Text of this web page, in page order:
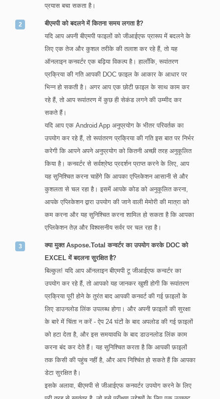
प्रयास बचा सकता है।
बीएमपी को बदलने में कितना समय लगता है?
यदि आप अपनी बीएमपी फाइलों को जीआईएफ प्रारूप में बदलने के
लिए एक तेज और कुशल तरीके की तलाश कर रहे हैं, तो यह
ऑनलाइन कनवर्टर एक बढ़िया विकल्प है। हालाँकि, रूपांतरण
प्रक्रिया की गति आपकी DOC फ़ाइल के आकार के आधार पर
भिन्न हो सकती है। अगर आप एक छोटी फ़ाइल के साथ काम कर
रहे हैं, तो आप रूपांतरण में कुछ ही सेकंड लगने की उम्मीद कर
सकते हैं।
यदि आप एक Android App अनुप्रयोग के भीतर परिवर्तक का
उपयोग कर रहे हैं, तो रूपांतरण प्रक्रिया की गति इस बात पर निर्भर
करेगी कि आपने अपने अनुप्रयोग को कितनी अच्छी तरह अनुकूलित
किया है। कनवर्टर से सर्वश्रेष्ठ प्रदर्शन प्राप्त करने के लिए, आप
यह सुनिश्चित करना चाहेंगे कि आपका एप्लिकेशन आसानी से और
कुशलता से चल रहा है। इसमें आपके कोड को अनुकूलित करना,
आपके एप्लिकेशन द्वारा उपयोग की जाने वाली मेमोरी की मात्रा को
कम करना और यह सुनिश्चित करना शामिल हो सकता है कि आपका
एप्लिकेशन तेज़ और विश्वसनीय सर्वर पर चल रहा है।
क्या मुक्त Aspose.Total कन्वर्टर का उपयोग करके DOC को
EXCEL में बदलना सुरक्षित है?
बिल्कुल! यदि आप ऑनलाइन बीएमपी टू जीआईएफ कन्वर्टर का
उपयोग कर रहे हैं, तो आपको यह जानकर खुशी होगी कि रूपांतरण
प्रक्रिया पूरी होने के तुरंत बाद आपकी कनवर्ट की गई फ़ाइलों के
लिए डाउनलोड लिंक उपलब्ध होगा। और अपनी फ़ाइलों की सुरक्षा
के बारे में चिंता न करें - ऐप 24 घंटों के बाद अपलोड की गई फ़ाइलों
को हटा देता है, और इस समयावधि के बाद डाउनलोड लिंक काम
करना बंद कर देते हैं। यह सुनिश्चित करता है कि आपकी फ़ाइलों
तक किसी की पहुंच नहीं है, और आप निश्चिंत हो सकते हैं कि आपका
डेटा सुरक्षित है।
इसके अलावा, बीएमपी से जीआईएफ कनवर्टर उपयोग करने के लिए